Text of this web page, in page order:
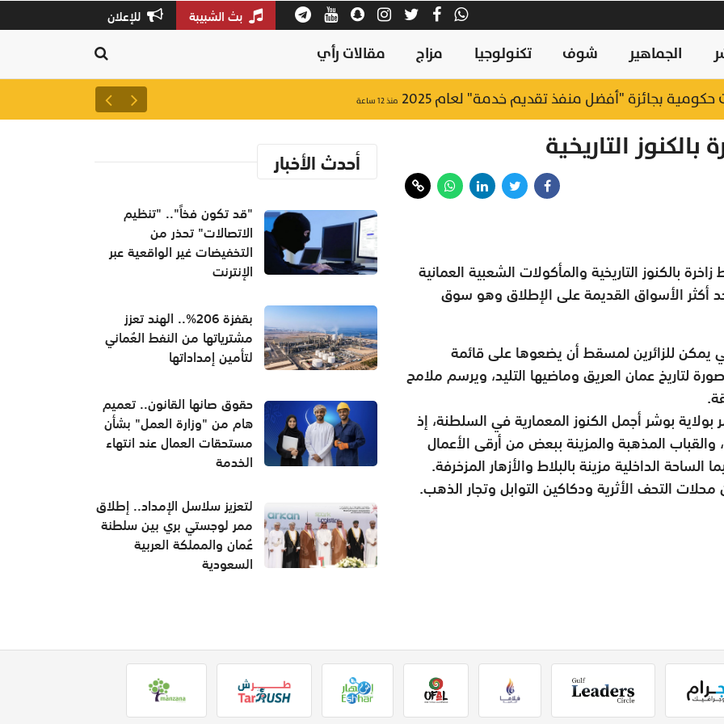
بث الشبيبة للإعلان
الجماهير شوف تكنولوجيا مزاج مقالات رأي
منذ ١٢ ساعة لتعزيز سلاسل الإمداد..
بالكنوز التاريخية
بالكنوز التاريخية والمأكولات الشعبية العمانية
أكثر الأسواق القديمة على الإطلاق وهو سوق
يمكن للزائرين لمسقط أن يضعوها على قائمة
لتاريخ عمان العريق وماضيها التليد، ويرسم ملامح
بوشر أجمل الكنوز المعمارية في السلطنة، إذ
والقباب المذهبة والمزينة ببعض من أرقى الأعمال
الداخلية مزينة بالبلاط والأزهار المزخرفة.
التحف الأثرية ودكاكين التوابل وتجار الذهب.
أحدث الأخبار
"قد تكون فخاً".. "تنظيم
الاتصالات" تحذر من
التخفيضات غير الواقعية عبر
الإنترنت
بقفزة 206%.. الهند تعزز
مشترياتها من النفط العُماني
لتأمين إمداداتها
حقوق صانها القانون.. تعميم
هام من "وزارة العمل" بشأن
مستحقات العمال عند انتهاء
الخدمة
لتعزيز سلاسل الإمداد.. إطلاق
ممر لوجستي بري بين سلطنة
عُمان والمملكة العربية
السعودية